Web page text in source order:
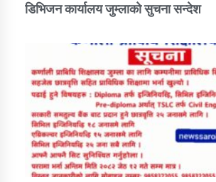
डिभिजन कार्यालय जुम्लाको सुचना सन्देश